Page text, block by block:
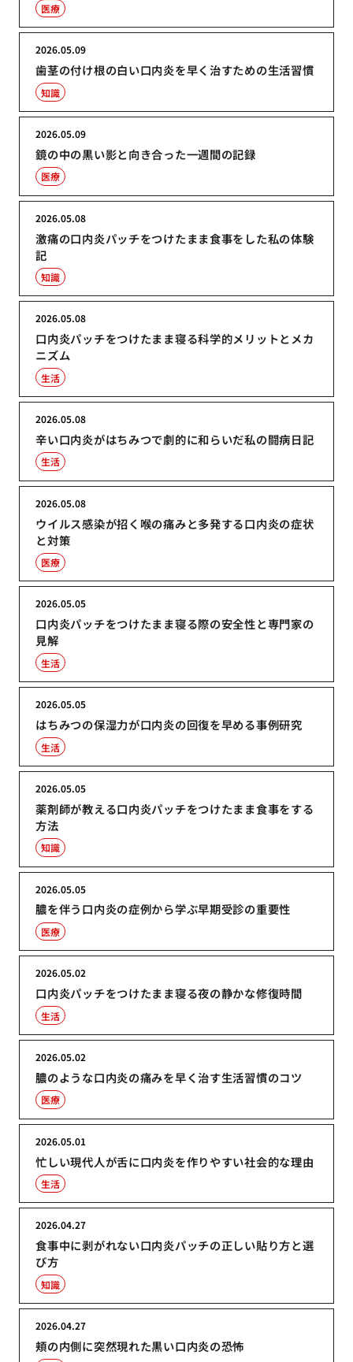
医療
歯茎の付け根の白い口内炎を早く治すための生活習慣
2026.05.09
知識
鏡の中の黒い影と向き合った一週間の記録
2026.05.09
医療
激痛の口内炎パッチをつけたまま食事をした私の体験
記
2026.05.08
知識
口内炎パッチをつけたまま寝る科学的メリットとメカ
ニズム
2026.05.08
生活
辛い口内炎がはちみつで劇的に和らいだ私の闘病日記
2026.05.08
生活
ウイルス感染が招く喉の痛みと多発する口内炎の症状
と対策
2026.05.08
医療
口内炎パッチをつけたまま寝る際の安全性と専門家の
見解
2026.05.05
生活
はちみつの保湿力が口内炎の回復を早める事例研究
2026.05.05
生活
薬剤師が教える口内炎パッチをつけたまま食事をする
方法
2026.05.05
知識
膿を伴う口内炎の症例から学ぶ早期受診の重要性
2026.05.05
医療
口内炎パッチをつけたまま寝る夜の静かな修復時間
2026.05.02
生活
膿のような口内炎の痛みを早く治す生活習慣のコツ
2026.05.02
医療
忙しい現代人が舌に口内炎を作りやすい社会的な理由
2026.05.01
生活
食事中に剥がれない口内炎パッチの正しい貼り方と選
び方
2026.04.27
知識
頬の内側に突然現れた黒い口内炎の恐怖
2026.04.27